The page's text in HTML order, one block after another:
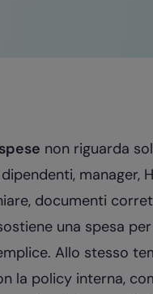
non riguarda
manager,
documenti
una spesa
Allo stesso
la policy interna,